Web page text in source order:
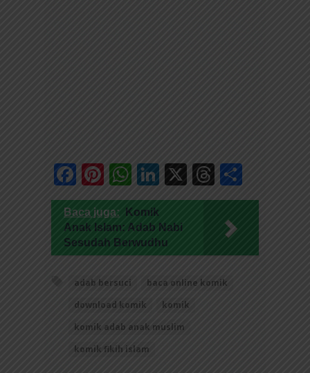
Facebook
Pinterest
WhatsApp
LinkedIn
X Threads
Baca juga:
Komik
Anak Islam: Adab Nabi
Sesudah Berwudhu
adab bersuci
baca online komik
download komik
komik
komik adab anak muslim
komik fikih islam